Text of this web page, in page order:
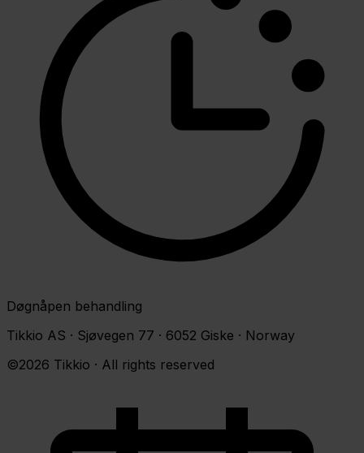
Døgnåpen behandling
Tikkio AS · Sjøvegen 77 · 6052 Giske · Norway
©2026 Tikkio · All rights reserved